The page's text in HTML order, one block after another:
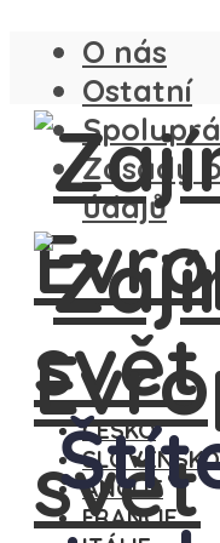
O nás
Ostatní
Zásady
údajů
ČESKO
SLOVENSKO
ANGLIE
FRANCIE